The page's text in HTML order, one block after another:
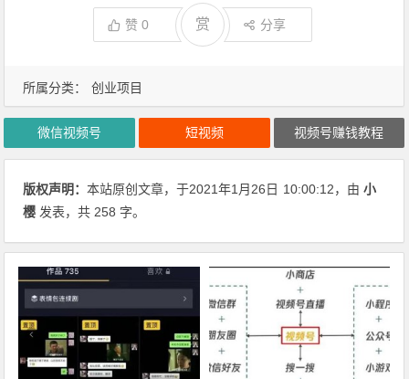
所属分类： 创业项目
赞0 赏 分享
微信视频号 短视频 视频号赚钱教程
版权声明：本站原创文章，于2021年1月26日 10:00:12，由小
樱 发表，共 258 字。